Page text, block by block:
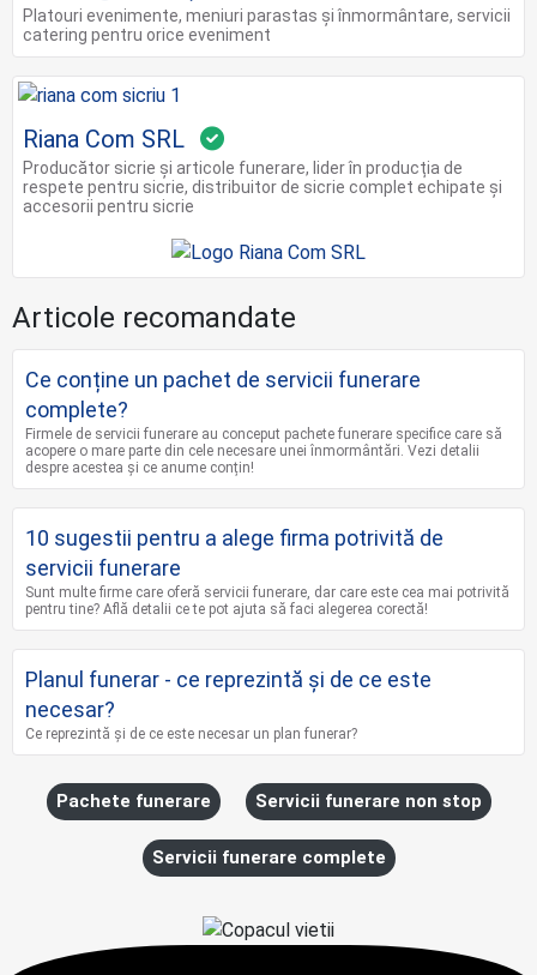
Platouri evenimente, meniuri parastas și înmormântare, servicii
catering pentru orice eveniment
Riana Com SRL
Producător sicrie și articole funerare, lider în producția de
respete pentru sicrie, distribuitor de sicrie complet echipate și
accesorii pentru sicrie
Articole recomandate
Ce conține un pachet de servicii funerare
complete?
Firmele de servicii funerare au conceput pachete funerare specifice care să
acopere o mare parte din cele necesare unei înmormântări. Vezi detalii
despre acestea și ce anume conțin!
10 sugestii pentru a alege firma potrivită de
servicii funerare
Sunt multe firme care oferă servicii funerare, dar care este cea mai potrivită
pentru tine? Află detalii ce te pot ajuta să faci alegerea corectă!
Planul funerar - ce reprezintă și de ce este
necesar?
Ce reprezintă și de ce este necesar un plan funerar?
Pachete funerare Servicii funerare non stop
Servicii funerare complete